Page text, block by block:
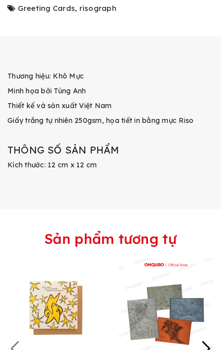
Greeting Cards, risograph
Thương hiệu: Khô Mực
Minh họa bởi Tùng Anh
Thiết kế và sản xuất Việt Nam
Giấy trắng tự nhiên 250gsm, họa tiết in bằng mực Riso
THÔNG SỐ SẢN PHẨM
Kích thước: 12 cm x 12 cm
Sản phẩm tương tự